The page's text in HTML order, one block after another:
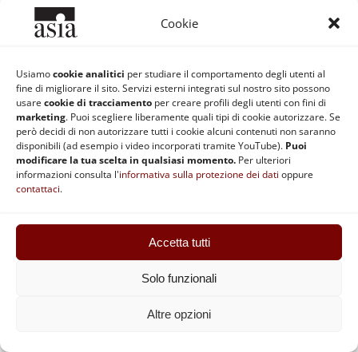
Cookie
Usiamocookie analitici per studiare il comportamento degli utenti al
fine di migliorare il sito. Servizi esterni integrati sul nostro sito possono
usare cookie di tracciamento per creare profili degli utenti con fini di
marketing. Puoi scegliere liberamente quali tipi di cookie autorizzare. Se
però decidi di non autorizzare tutti i cookie alcuni contenuti non saranno
disponibili (ad esempio i video incorporati tramite YouTube). Puoi
modificare la tua scelta in qualsiasi momento. Per ulteriori
informazioni consulta l'informativa sulla protezione dei dati oppure
contattaci.
Accetta tutti
Solo funzionali
Altre opzioni
causali. Il luogo dell’interazione tra mente e corpo
Persino il dualismo materialista è incapace di
definire contorni precisi delle due entità
ontologicamente omogenee che esso pone: la
domanda “dove il processore informazionale
termina (nel cervello, al confine tra corpo e mondo,
o da qualche parte nell’ambiente)?”[xx] non ha una
Ma il fatto che le domande “quando, dove, e come
(la mente interagisce con il corpo)?” non siano
affatto evitabili, ci spinge a tornare indietro verso
appunto tentato di fare.